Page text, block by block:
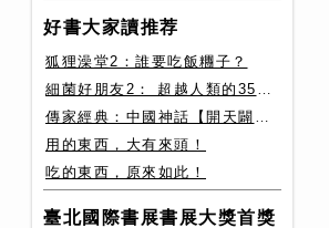
好書大家讀推荐
狐狸澡堂2：誰要吃飯糰子？
細菌好朋友2： 超越人類的35種細菌生存絕技
傳家經典：中國神話【開天闢地篇】盤古、女媧還有奇珍異獸
用的東西，大有來頭！
吃的東西，原來如此！
臺北國際書展書展大獎首獎